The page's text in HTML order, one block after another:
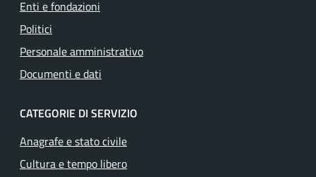
Enti e fondazioni
Politici
Personale amministrativo
Documenti e dati
CATEGORIE DI SERVIZIO
Anagrafe e stato civile
Cultura e tempo libero